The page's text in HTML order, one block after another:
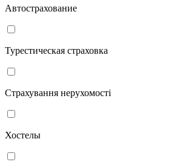
Автострахование
Турестическая страховка
Страхування нерухомості
Хостелы